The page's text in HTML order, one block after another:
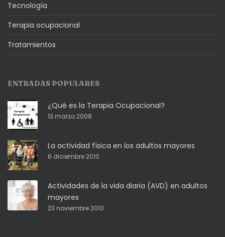
Tecnología
Terapia ocupacional
Tratamientos
ENTRADAS POPULARES
¿Qué es la Terapia Ocupacional?
13 marzo 2008
La actividad física en los adultos mayores
6 diciembre 2010
Actividades de la vida diaria (AVD) en adultos
mayores
23 noviembre 2010